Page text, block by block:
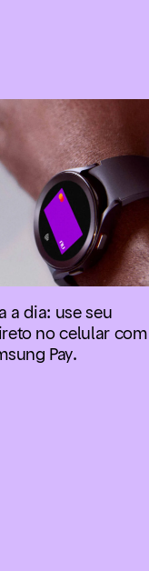
a dia: use seu
no celular com
Pay.